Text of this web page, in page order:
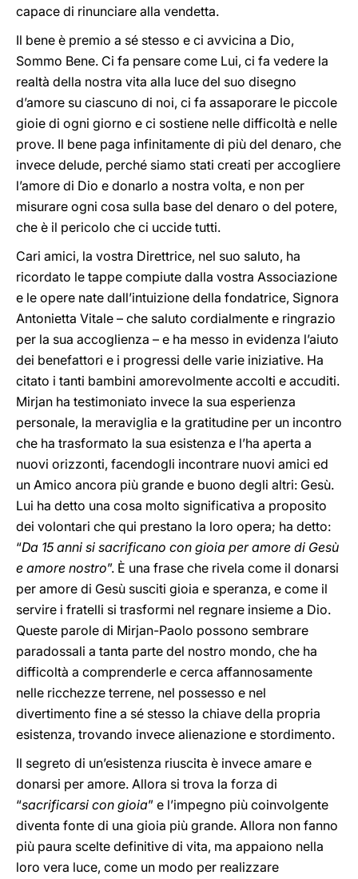
capace di rinunciare alla vendetta.
Il bene è premio a sé stesso e ci avvicina a Dio,
Sommo Bene. Ci fa pensare come Lui, ci fa vedere la
realtà della nostra vita alla luce del suo disegno
d’amore su ciascuno di noi, ci fa assaporare le piccole
gioie di ogni giorno e ci sostiene nelle difficoltà e nelle
prove. Il bene paga infinitamente di più del denaro, che
invece delude, perché siamo stati creati per accogliere
l’amore di Dio e donarlo a nostra volta, e non per
misurare ogni cosa sulla base del denaro o del potere,
che è il pericolo che ci uccide tutti.
Cari amici, la vostra Direttrice, nel suo saluto, ha
ricordato le tappe compiute dalla vostra Associazione
e le opere nate dall’intuizione della fondatrice, Signora
Antonietta Vitale – che saluto cordialmente e ringrazio
per la sua accoglienza – e ha messo in evidenza l’aiuto
dei benefattori e i progressi delle varie iniziative. Ha
citato i tanti bambini amorevolmente accolti e accuditi.
Mirjan ha testimoniato invece la sua esperienza
personale, la meraviglia e la gratitudine per un incontro
che ha trasformato la sua esistenza e l’ha aperta a
nuovi orizzonti, facendogli incontrare nuovi amici ed
un Amico ancora più grande e buono degli altri: Gesù.
Lui ha detto una cosa molto significativa a proposito
dei volontari che qui prestano la loro opera; ha detto:
“Da 15 anni si sacrificano con gioia per amore di Gesù
e amore nostro”. È una frase che rivela come il donarsi
per amore di Gesù susciti gioia e speranza, e come il
servire i fratelli si trasformi nel regnare insieme a Dio.
Queste parole di Mirjan-Paolo possono sembrare
paradossali a tanta parte del nostro mondo, che ha
difficoltà a comprenderle e cerca affannosamente
nelle ricchezze terrene, nel possesso e nel
divertimento fine a sé stesso la chiave della propria
esistenza, trovando invece alienazione e stordimento.
Il segreto di un’esistenza riuscita è invece amare e
donarsi per amore. Allora si trova la forza di
“sacrificarsi con gioia” e l’impegno più coinvolgente
diventa fonte di una gioia più grande. Allora non fanno
più paura scelte definitive di vita, ma appaiono nella
loro vera luce, come un modo per realizzare